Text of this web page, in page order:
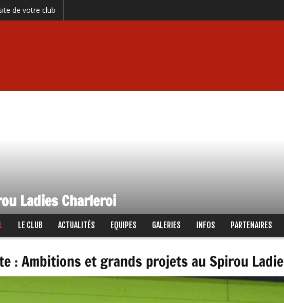
de votre club
Ladies Charleroi
LE CLUB ACTUALITÉS EQUIPES GALERIES INFOS PARTENAIRES
: Ambitions et grands projets au Spirou